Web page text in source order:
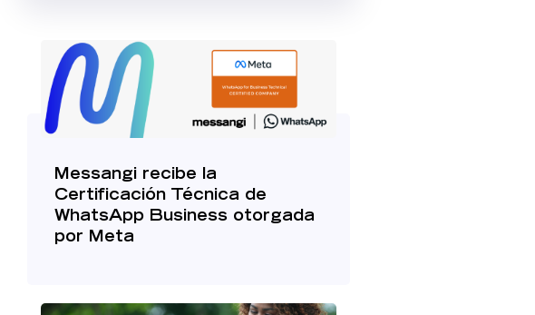
Messangi recibe la
Certificación Técnica de
WhatsApp Business otorgada
por Meta